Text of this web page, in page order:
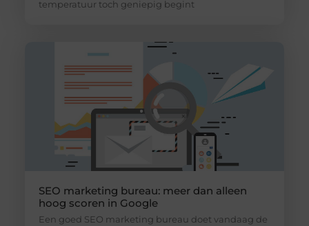
temperatuur toch geniepig begint
SEO marketing bureau: meer dan alleen
hoog scoren in Google
Een goed SEO marketing bureau doet vandaag de